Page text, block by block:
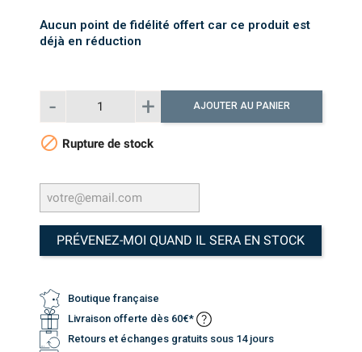
Aucun point de fidélité offert car ce produit est
déjà en réduction
AJOUTER AU PANIER
 Rupture de stock
PRÉVENEZ-MOI QUAND IL SERA EN STOCK
Boutique française
Livraison offerte dès 60€*
Retours et échanges gratuits sous 14 jours